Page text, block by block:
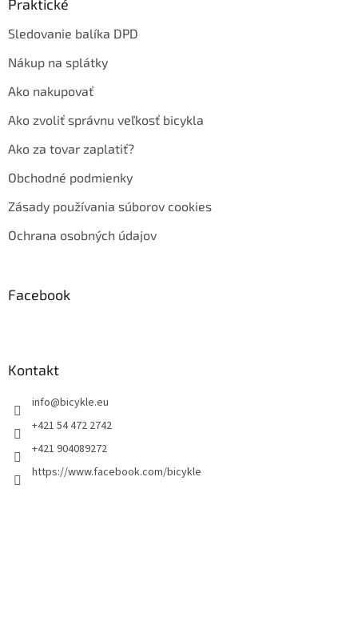
Praktické
Sledovanie balíka DPD
Nákup na splátky
Ako nakupovať
Ako zvoliť správnu veľkosť bicykla
Ako za tovar zaplatiť?
Obchodné podmienky
Zásady používania súborov cookies
Ochrana osobných údajov
Facebook
Kontakt
info@bicykle.eu
+421 54 472 2742
+421 904089272
https://www.facebook.com/bicykle